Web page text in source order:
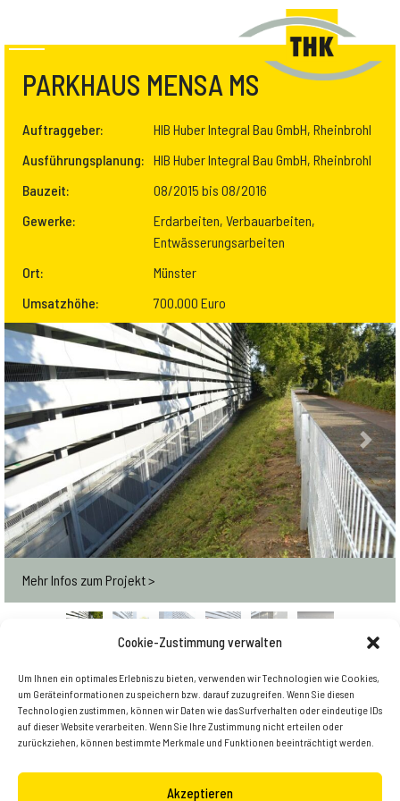
Cookie-Zustimmung verwalten
Um Ihnen ein optimales Erlebnis zu bieten, verwenden wir Technologien wie Cookies,
um Geräteinformationen zu speichern bzw. darauf zuzugreifen. Wenn Sie diesen
Technologien zustimmen, können wir Daten wie das Surfverhalten oder eindeutige IDs
auf dieser Website verarbeiten. Wenn Sie Ihre Zustimmung nicht erteilen oder
zurückziehen, können bestimmte Merkmale und Funktionen beeinträchtigt werden.
Akzeptieren
PARKHAUS MENSA MS
Auftraggeber:
HIB Huber Integral Bau GmbH, Rheinbrohl
Ausführungsplanung: HIB Huber Integral Bau GmbH, Rheinbrohl
Bauzeit:
08/2015 bis 08/2016
Gewerke:
Erdarbeiten, Verbauarbeiten,
Entwässerungsarbeiten
Ort:
Münster
Umsatzhöhe:
700.000 Euro
Previous Next
Mehr Infos zum Projekt >
Zurück zur Übersicht